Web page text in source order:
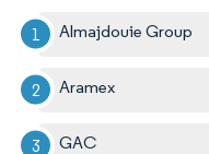
Almajdouie Group
Aramex
GAC